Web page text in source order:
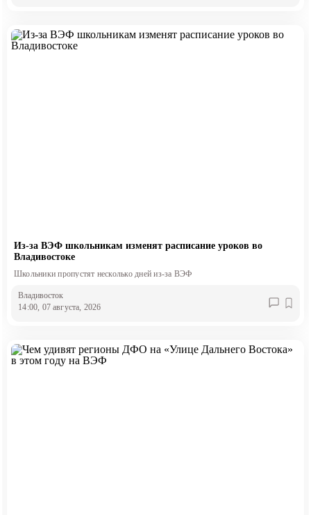
Из-за ВЭФ школьникам изменят расписание уроков во
Владивостоке
Школьники пропустят несколько дней из-за ВЭФ
Владивосток
14:00, 07 августа, 2026